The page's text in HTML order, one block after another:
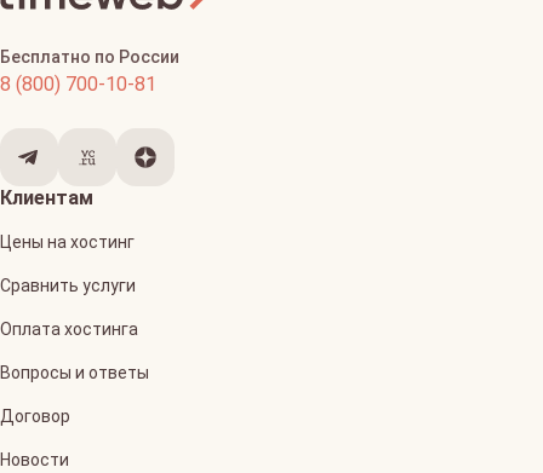
Бесплатно по России
8 (800) 700-10-81
Клиентам
Цены на хостинг
Сравнить услуги
Оплата хостинга
Вопросы и ответы
Договор
Новости